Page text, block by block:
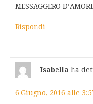
MESSAGGERO
Rispondi
Isabella ha
6 Giugno, 2016 alle